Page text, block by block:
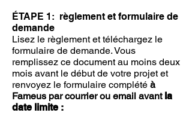
ÉTAPE 1: règlement et formulaire de
demande
Lisez le règlement et téléchargez le
formulaire de demande. Vous
remplissez ce document au moins deux
mois avant le début de votre projet et
renvoyez le formulaire complété à
Fameus par courrier ou email avant la
date limite :